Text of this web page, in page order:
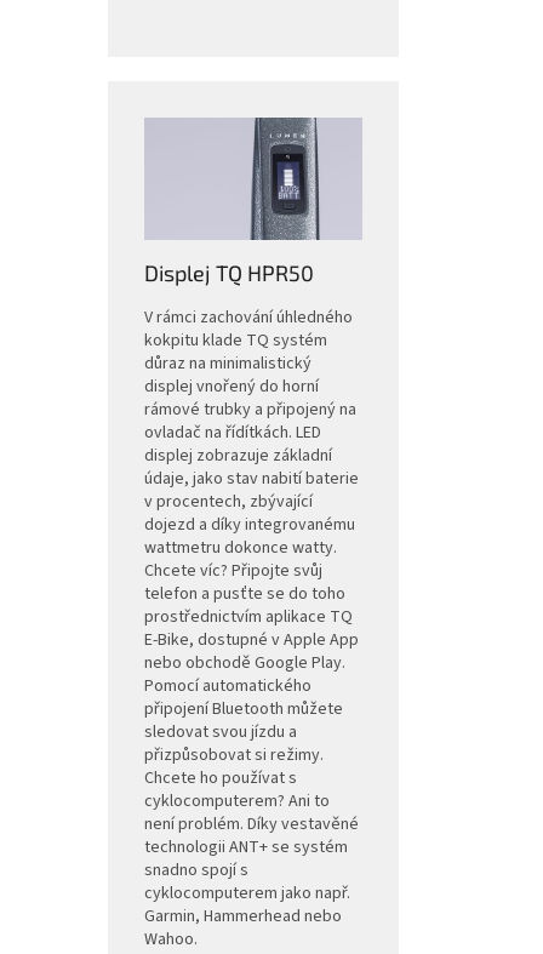
Displej TQ HPR50
V rámci zachování úhledného
kokpitu klade TQ systém
důraz na minimalistický
displej vnořený do horní
rámové trubky a připojený na
ovladač na řídítkách. LED
displej zobrazuje základní
údaje, jako stav nabití baterie
v procentech, zbývající
dojezd a díky integrovanému
wattmetru dokonce watty.
Chcete víc? Připojte svůj
telefon a pusťte se do toho
prostřednictvím aplikace TQ
E-Bike, dostupné v Apple App
nebo obchodě Google Play.
Pomocí automatického
připojení Bluetooth můžete
sledovat svou jízdu a
přizpůsobovat si režimy.
Chcete ho používat s
cyklocomputerem? Ani to
není problém. Díky vestavěné
technologii ANT+ se systém
snadno spojí s
cyklocomputerem jako např.
Garmin, Hammerhead nebo
Wahoo.